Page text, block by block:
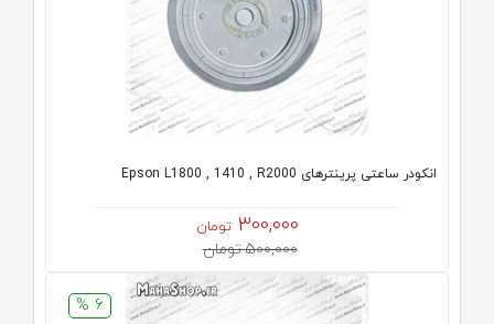
انکودر ساعتی پرینترهای Epson L1800 , 1410 , R2000
300,000 تومان
500,000 تومان
6 %